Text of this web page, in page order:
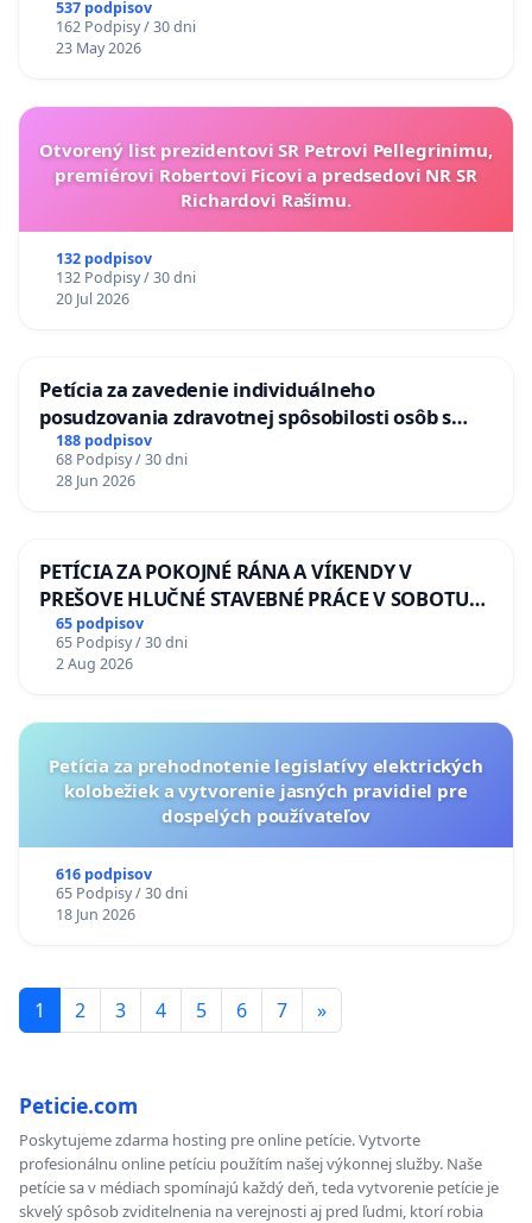
537 podpisov
162 Podpisy / 30 dni
23 May 2026
Otvorený list prezidentovi SR Petrovi Pellegrinimu,
premiérovi Robertovi Ficovi a predsedovi NR SR
Richardovi Rašimu.
132 podpisov
132 Podpisy / 30 dni
20 Jul 2026
Petícia za zavedenie individuálneho
posudzovania zdravotnej spôsobilosti osôb s
diabetom 1. a 2. typu pri prijímaní do
Policajného zboru SR
188 podpisov
68 Podpisy / 30 dni
28 Jun 2026
PETÍCIA ZA POKOJNÉ RÁNA A VÍKENDY V
PREŠOVE HLUČNÉ STAVEBNÉ PRÁCE V SOBOTU
LEN OD 9.00 DO 13.00 HOD., CEZ PRACOVNÝ
TÝŽDEŇ CIEĽ 8.00 – 18.00 HOD. A PRAVIDELNÁ
KONTROLA STAVBY C-AREA NA
65 podpisov
65 Podpisy / 30 dni
2 Aug 2026
Petícia za prehodnotenie legislatívy elektrických
kolobežiek a vytvorenie jasných pravidiel pre
dospelých používateľov
616 podpisov
65 Podpisy / 30 dni
18 Jun 2026
1 2 3 4 5 6 7 »
Peticie.com
Poskytujeme zdarma hosting pre online petície. Vytvorte
profesionálnu online petíciu použítím našej výkonnej služby. Naše
petície sa v médiach spomínajú každý deň, teda vytvorenie petície je
skvelý spôsob zviditelnenia na verejnosti aj pred ľudmi, ktorí robia